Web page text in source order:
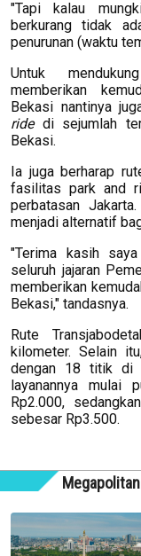
"Tapi kalau
berkurang tidak
penurunan (waktu
Untuk
memberikan
Bekasi nantinya
ridedi sejumlah
Bekasi.
Ia juga berharap
fasilitas park and
perbatasan
menjadi alternatif
"Terima kasih
seluruh jajaran
memberikan
Bekasi," tandasnya.
Rute
kilometer. Selain
dengan 18 titik di
layanannya mulai
Rp2.000,
sebesar Rp3.500.